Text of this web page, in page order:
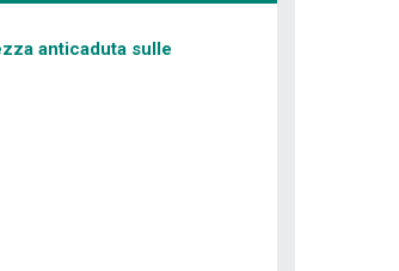
anticaduta sulle